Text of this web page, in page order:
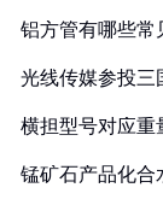
铝方管有哪些常
光线传媒参投三
横担型号对应重
锰矿石产品化合